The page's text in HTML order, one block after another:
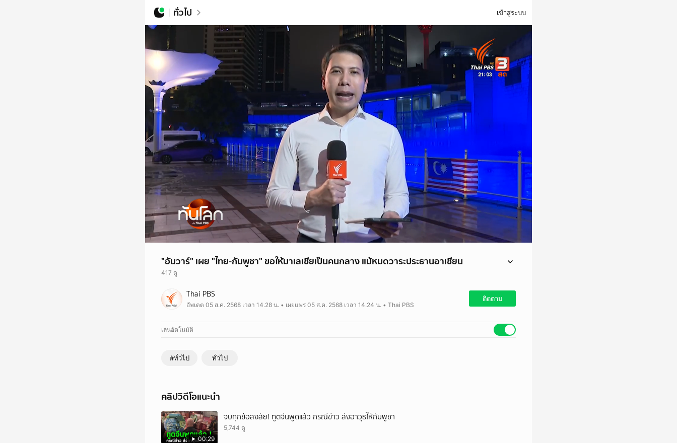
ทั่วไป เข้าสู่ระบบ
"อันวาร์" เผย "ไทย-กัมพูชา" ขอให้มาเลเซียเป็นคนกลาง แม้หมดวาระประธานอาเซียน
417 ดู
สามารถบรรลุฉันทามติร่วมกันได้ ในการประชุมระดับรัฐมนตรีวันที่ 7 สิงหาคมนี้
นอกจากนี้ นายกรัฐมนตรีมาเลเซีย ระบุว่า ไทยและกัมพูชาร้องขอให้มาเลเซียทำหน้าที่เป็นคนกลางไกล่เกลี่ยข้อพิพาทต่อไป
Thai PBS
อัพเดต 05 ส.ค. 2568 เวลา 14.28 น. • เผยแพร่ 05 ส.ค. 2568 เวลา 14.24 น. • Thai PBS
ติดตาม
เล่นอัตโนมัติ
#ทั่วไป ทั่วไป
คลิปวิดีโอแนะนำ
00:29
จบทุกข้อสงสัย! ทูตจีนพูดแล้ว กรณีข่าว ส่งอาวุธให้กัมพูชา
5,744 ดู